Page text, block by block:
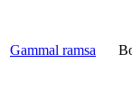
Gammal ramsa